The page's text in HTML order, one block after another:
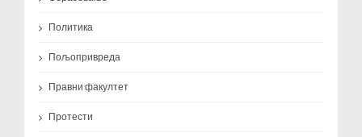
Политика
Пољопривреда
Правни факултет
Протести